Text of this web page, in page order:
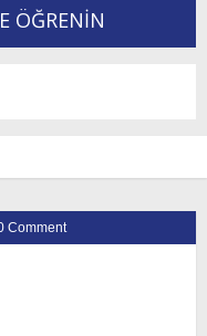
ÖĞRENİN
Comment